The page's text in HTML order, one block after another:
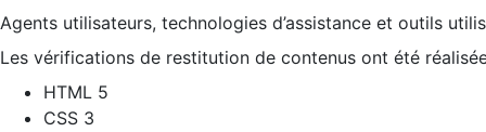
Agents utilisateurs, technologies d’assistance et outils
Les vérifications de restitution de contenus ont été
HTML 5
CSS 3